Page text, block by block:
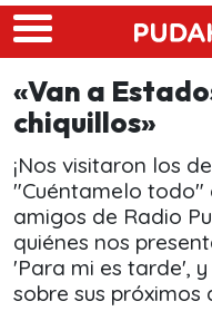
Skip to main content
«Van a
chiquillos»
¡Nos visitaron los
"Cuéntamelo todo"
amigos de Radio
quiénes nos
'Para mi es tarde',
sobre sus próximos